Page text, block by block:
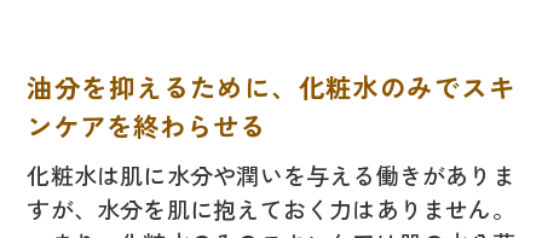
油分を抑えるために、化粧水のみでスキ
ンケアを終わらせる
化粧水は肌に水分や潤いを与える働きがありま
すが、水分を肌に抱えておく力はありません。